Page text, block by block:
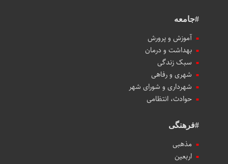
#جامعه
آموزش و پرورش
بهداشت و درمان
سبک زندگی
شهری و رفاهی
شهرداری و شورای شهر
حوادث، انتظامی
#فرهنگی
مذهبی
اربعین